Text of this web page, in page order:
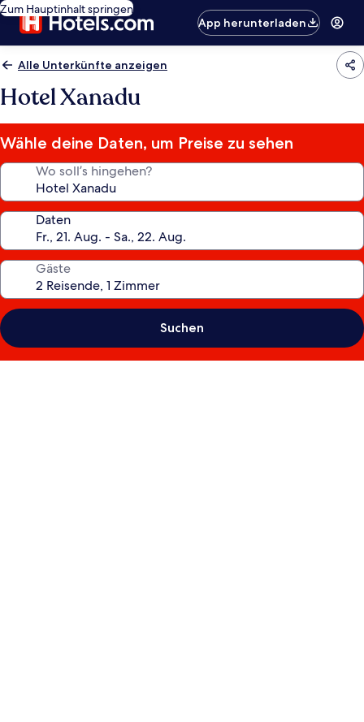
Zum Hauptinhalt springen
App herunterladen
Alle Unterkünfte anzeigen
Hotel Xanadu
Wähle deine Daten, um Preise zu sehen
Wo soll’s hingehen?
Daten
Gäste
Suchen